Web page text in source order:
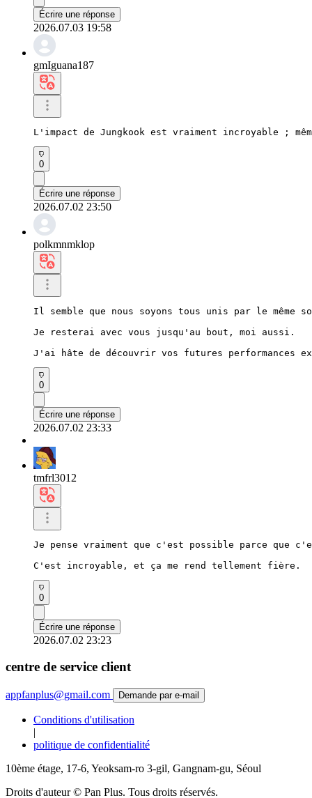
Écrire une réponse
2026.07.03 19:58
gmIguana187
L'impact de Jungkook est vraiment incroyable ;
0
Écrire une réponse
2026.07.02 23:50
polkmnmklop
Il semble que nous soyons tous unis par le même
Je resterai avec vous jusqu'au bout, moi aussi.
J'ai hâte de découvrir vos futures performances
0
Écrire une réponse
2026.07.02 23:33
tmfrl3012
Je pense vraiment que c'est possible parce que
C'est incroyable, et ça me rend tellement fière.
0
Écrire une réponse
2026.07.02 23:23
centre de service client
appfanplus@gmail.com Demande par e-mail
Conditions d'utilisation
|
politique de confidentialité
10ème étage, 17-6, Yeoksam-ro 3-gil, Gangnam-gu, Séoul
Droits d'auteur © Pan Plus. Tous droits réservés.